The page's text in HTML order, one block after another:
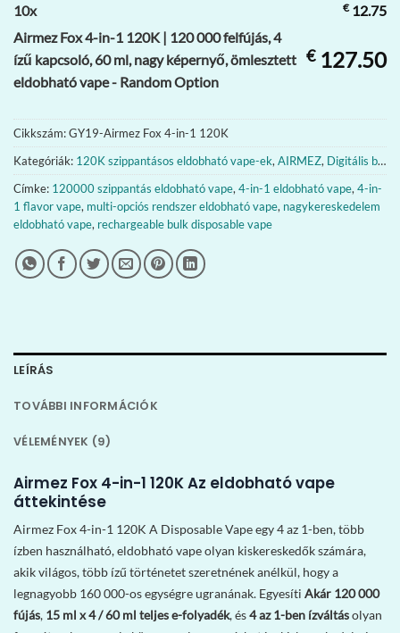
10x €12.75
Airmez Fox 4-in-1 120K | 120 000 felfújás, 4
ízű kapcsoló, 60 ml, nagy képernyő, ömlesztett
eldobható vape - Random Option
€127.50
Cikkszám:GY19-Airmez Fox 4-in-1 120K
Kategóriák: 120K szippantásos eldobható vape-ek, AIRMEZ, Digitális box vape-ek
Címke: 120000 szippantás eldobható vape, 4-in-1 eldobható vape, 4-in-
1 flavor vape, multi-opciós rendszer eldobható vape, nagykereskedelem
eldobható vape, rechargeable bulk disposable vape
LEÍRÁS
TOVÁBBI INFORMÁCIÓK
VÉLEMÉNYEK (9)
Airmez Fox 4-in-1 120K Az eldobható vape
áttekintése
Airmez Fox 4-in-1 120K A Disposable Vape egy 4 az 1-ben, több
ízben használható, eldobható vape olyan kiskereskedők számára,
akik világos, több ízű történetet szeretnének anélkül, hogy a
legnagyobb 160 000-os egységre ugranának. Egyesíti Akár 120 000
fújás, 15 ml x 4 / 60 ml teljes e-folyadék, és4 az 1-ben ízváltásolyan